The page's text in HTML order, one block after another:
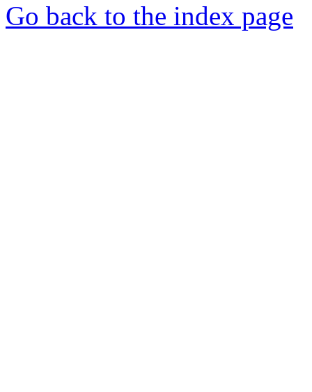
Go back to the index page